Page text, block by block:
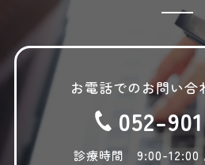
2025年10月
2025年9月
2025年8月
2025年7月
2025年6月
2025年5月
お電話でのお問い合
052-
診療時間 9:00-12:00